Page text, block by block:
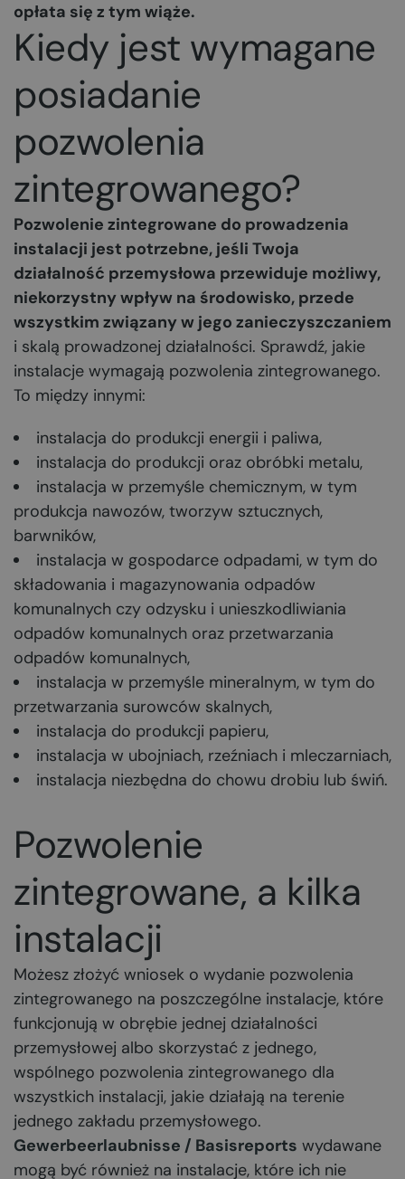
opłata się z tym wiąże.
Kiedy jest wymagane
posiadanie
pozwolenia
zintegrowanego?
Pozwolenie zintegrowane do prowadzenia
instalacji jest potrzebne, jeśli Twoja
działalność przemysłowa przewiduje możliwy,
niekorzystny wpływ na środowisko, przede
wszystkim związany w jego zanieczyszczaniem
i skalą prowadzonej działalności. Sprawdź, jakie
instalacje wymagają pozwolenia zintegrowanego.
To między innymi:
instalacja do produkcji energii i paliwa,
instalacja do produkcji oraz obróbki metalu,
instalacja w przemyśle chemicznym, w tym
produkcja nawozów, tworzyw sztucznych,
barwników,
instalacja w gospodarce odpadami, w tym do
składowania i magazynowania odpadów
komunalnych czy odzysku i unieszkodliwiania
odpadów komunalnych oraz przetwarzania
odpadów komunalnych,
instalacja w przemyśle mineralnym, w tym do
przetwarzania surowców skalnych,
instalacja do produkcji papieru,
instalacja w ubojniach, rzeźniach i mleczarniach,
instalacja niezbędna do chowu drobiu lub świń.
Pozwolenie
zintegrowane, a kilka
instalacji
Możesz złożyć wniosek o wydanie pozwolenia
zintegrowanego na poszczególne instalacje, które
funkcjonują w obrębie jednej działalności
przemysłowej albo skorzystać z jednego,
wspólnego pozwolenia zintegrowanego dla
wszystkich instalacji, jakie działają na terenie
jednego zakładu przemysłowego.
Gewerbeerlaubnisse / Basisreports wydawane
mogą być również na instalacje, które ich nie